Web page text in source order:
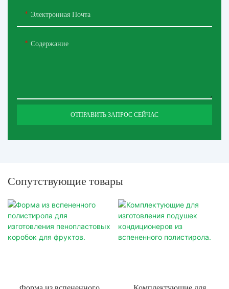
Электронная Почта
Содержание
ОТПРАВИТЬ ЗАПРОС СЕЙЧАС
Сопутствующие товары